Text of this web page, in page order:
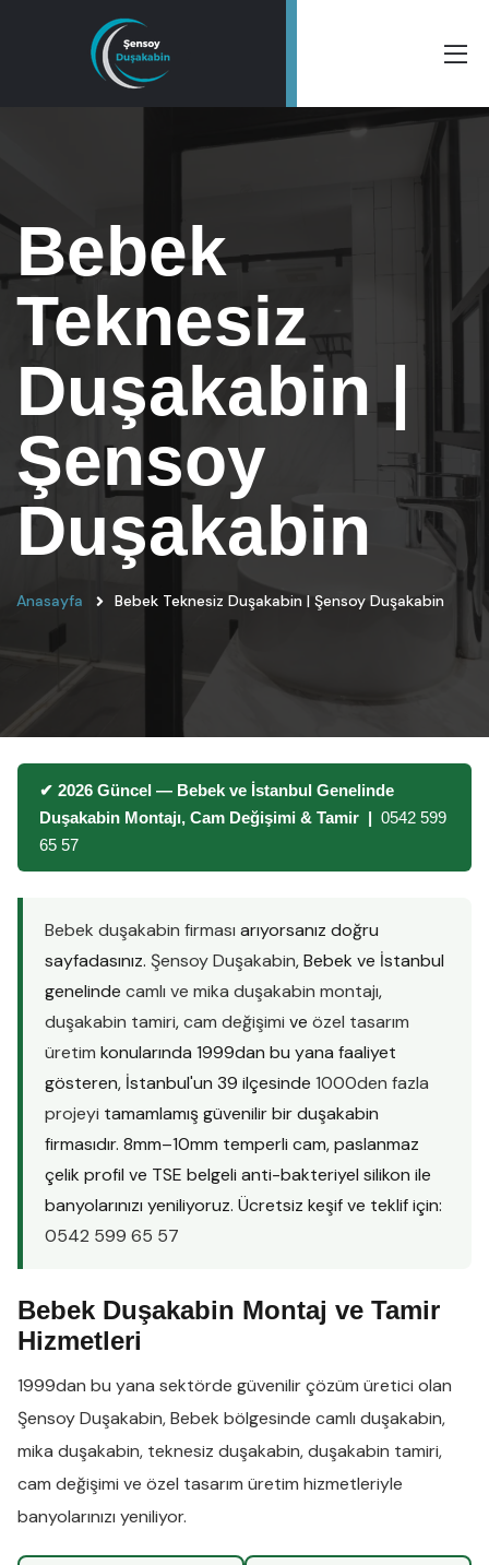
Bebek
Teknesiz
Duşakabin |
Şensoy
Duşakabin
Anasayfa Bebek Teknesiz Duşakabin | Şensoy Duşakabin
✔ 2026 Güncel — Bebek ve İstanbul Genelinde
Duşakabin Montajı, Cam Değişimi & Tamir | 0542 599
65 57
Bebek duşakabin firması arıyorsanız doğru
sayfadasınız. Şensoy Duşakabin, Bebek ve İstanbul
genelinde camlı ve mika duşakabin montajı,
duşakabin tamiri,cam değişimi ve özel tasarım
üretim konularında 1999dan bu yana faaliyet
gösteren, İstanbul'un 39 ilçesinde 1000den fazla
projeyi tamamlamış güvenilir bir duşakabin
firmasıdır. 8mm–10mm temperli cam, paslanmaz
çelik profil ve TSE belgeli anti-bakteriyel silikon ile
banyolarınızı yeniliyoruz. Ücretsiz keşif ve teklif için:
0542 599 65 57
Bebek Duşakabin Montaj ve Tamir
Hizmetleri
1999dan bu yana sektörde güvenilir çözüm üretici olan
Şensoy Duşakabin,Bebek bölgesinde camlı duşakabin,
mika duşakabin, teknesiz duşakabin,duşakabin tamiri,
cam değişimi ve özel tasarım üretim hizmetleriyle
banyolarınızı yeniliyor.